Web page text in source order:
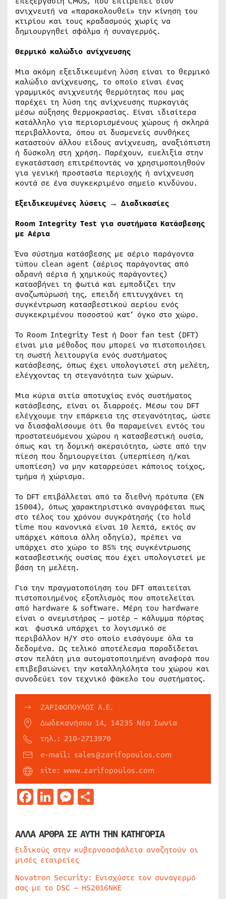
ανιχνευτή να «παρακολουθεί» την κίνηση του
κτιρίου και τους κραδασμούς χωρίς να
δημιουργηθεί σφάλμα ή συναγερμός.
Θερμικό καλώδιο ανίχνευσης
Μια ακόμη εξειδικευμένη λύση είναι το θερμικό
καλώδιο ανίχνευσης, το οποίο είναι ένας
γραμμικός ανιχνευτής θερμότητας που μας
παρέχει τη λύση της ανίχνευσης πυρκαγιάς
μέσω αύξησης θερμοκρασίας. Είναι ιδιαίτερα
κατάλληλο για περιορισμένους χώρους ή σκληρά
περιβάλλοντα, όπου οι δυσμενείς συνθήκες
καταστούν άλλου είδους ανίχνευση, αναξιόπιστη
ή δύσκολη στη χρήση. Παρέχουν, ευελιξία στην
εγκατάσταση επιτρέποντάς να χρησιμοποιηθούν
για γενική προστασία περιοχής ή ανίχνευση
κοντά σε ένα συγκεκριμένο σημείο κινδύνου.
Εξειδικευμένες λύσεις → Διαδικασίες
Room Integrity Test για συστήματα Κατάσβεσης
με Αέρια
Ένα σύστημα κατάσβεσης με αέριο παράγοντα
τύπου clean agent (αέριος παράγοντας από
αδρανή αέρια ή χημικούς παράγοντες)
κατασβήνει τη φωτιά και εμποδίζει την
αναζωπύρωσή της, επειδή επιτυγχάνει τη
συγκέντρωση κατασβεστικού αερίου ενός
συγκεκριμένου ποσοστού κατ’ όγκο στο χώρο.
Το Room Integrity Test ή Door fan test (DFT)
είναι μια μέθοδος που μπορεί να πιστοποιήσει
τη σωστή λειτουργία ενός συστήματος
κατάσβεσης, όπως έχει υπολογιστεί στη μελέτη,
ελέγχοντας τη στεγανότητα των χώρων.
Μια κύρια αιτία αποτυχίας ενός συστήματος
κατάσβεσης, είναι οι διαρροές. Μέσω του DFT
ελέγχουμε την επάρκεια της στεγανότητας, ώστε
να διασφαλίσουμε ότι θα παραμείνει εντός του
προστατευόμενου χώρου η κατασβεστική ουσία,
όπως και τη δομική ακεραιότητα, ώστε από την
πίεση που δημιουργείται (υπερπίεση ή/και
υποπίεση) να μην καταρρεύσει κάποιος τοίχος,
τμήμα ή χώρισμα.
Το DFT επιβάλλεται από τα διεθνή πρότυπα (ΕΝ
15004), όπως χαρακτηριστικά αναγράφεται πως
στο τέλος του χρόνου συγκράτησής (το hold
time που κανονικά είναι 10 λεπτά, εκτός αν
υπάρχει κάποια άλλη οδηγία), πρέπει να
υπάρχει στο χώρο το 85% της συγκέντρωσης
κατασβεστικής ουσίας που έχει υπολογιστεί με
βάση τη μελέτη.
Για την πραγματοποίηση του DFT απαιτείται
πιστοποιημένος εξοπλισμός που αποτελείται
από hardware & software. Μέρη του hardware
είναι ο ανεμιστήρας – μοτέρ – κάλυμμα πόρτας
και φυσικά υπάρχει το λογισμικό σε
περιβάλλον Η/Υ στο οποίο εισάγουμε όλα τα
δεδομένα. Ως τελικό αποτέλεσμα παραδίδεται
στον πελάτη μια αυτοματοποιημένη αναφορά που
επιβεβαιώνει την καταλληλόλητα του χώρου και
συνοδεύει τον τεχνικό φάκελο του συστήματος.
ΖΑΡΙΦΟΠΟΥΛΟΣ Α.Ε.
Δωδεκανήσου 14, 14235 Νέα Ιωνία
τηλ.: 210-2713970
e-mail: sales@zarifopoulos.com
site: www.zarifopoulos.com
Facebook
LinkedIn
Messenger
ΑΛΛΑ ΑΡΘΡΑ ΣΕ ΑΥΤΗ ΤΗΝ ΚΑΤΗΓΟΡΙΑ
Ειδικούς στην κυβερνοασφάλεια αναζητούν οι
μισές εταιρείες
Novatron Security: Ενισχύστε τον συναγερμό
σας με το DSC – HS2016NKE